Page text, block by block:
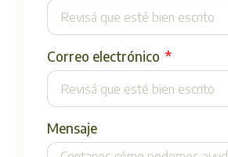
Correo electrónico
Mensaje